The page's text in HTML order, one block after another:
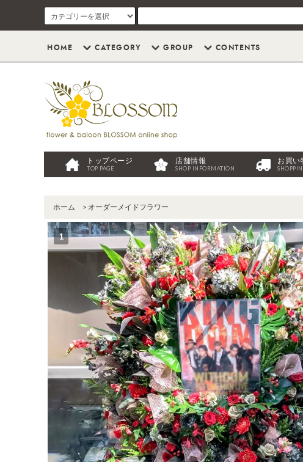
HOME CATEGORY GROUP CONTENTS
トップページ
TOP PAGE
店舗情報
SHOP INFORMATION
お買い
ホーム > オーダーメイドフラワー
1